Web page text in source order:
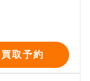
買取予約